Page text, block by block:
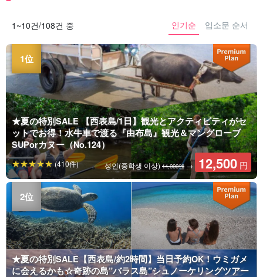
1~10건/108건 중 인기순 입소문 순서
★夏の特別SALE 【西表島/1日】観光とアクティビティがセ
ットでお得！水牛車で渡る『由布島』観光＆マングローブ
SUPorカヌー（No.124）
성인(중학생 이상)14,000엔→ 12,500 円
(410件)
★夏の特別SALE【西表島/約2時間】当日予約OK！ウミガメ
に会えるかも☆奇跡の島”バラス島”シュノーケリングツアー